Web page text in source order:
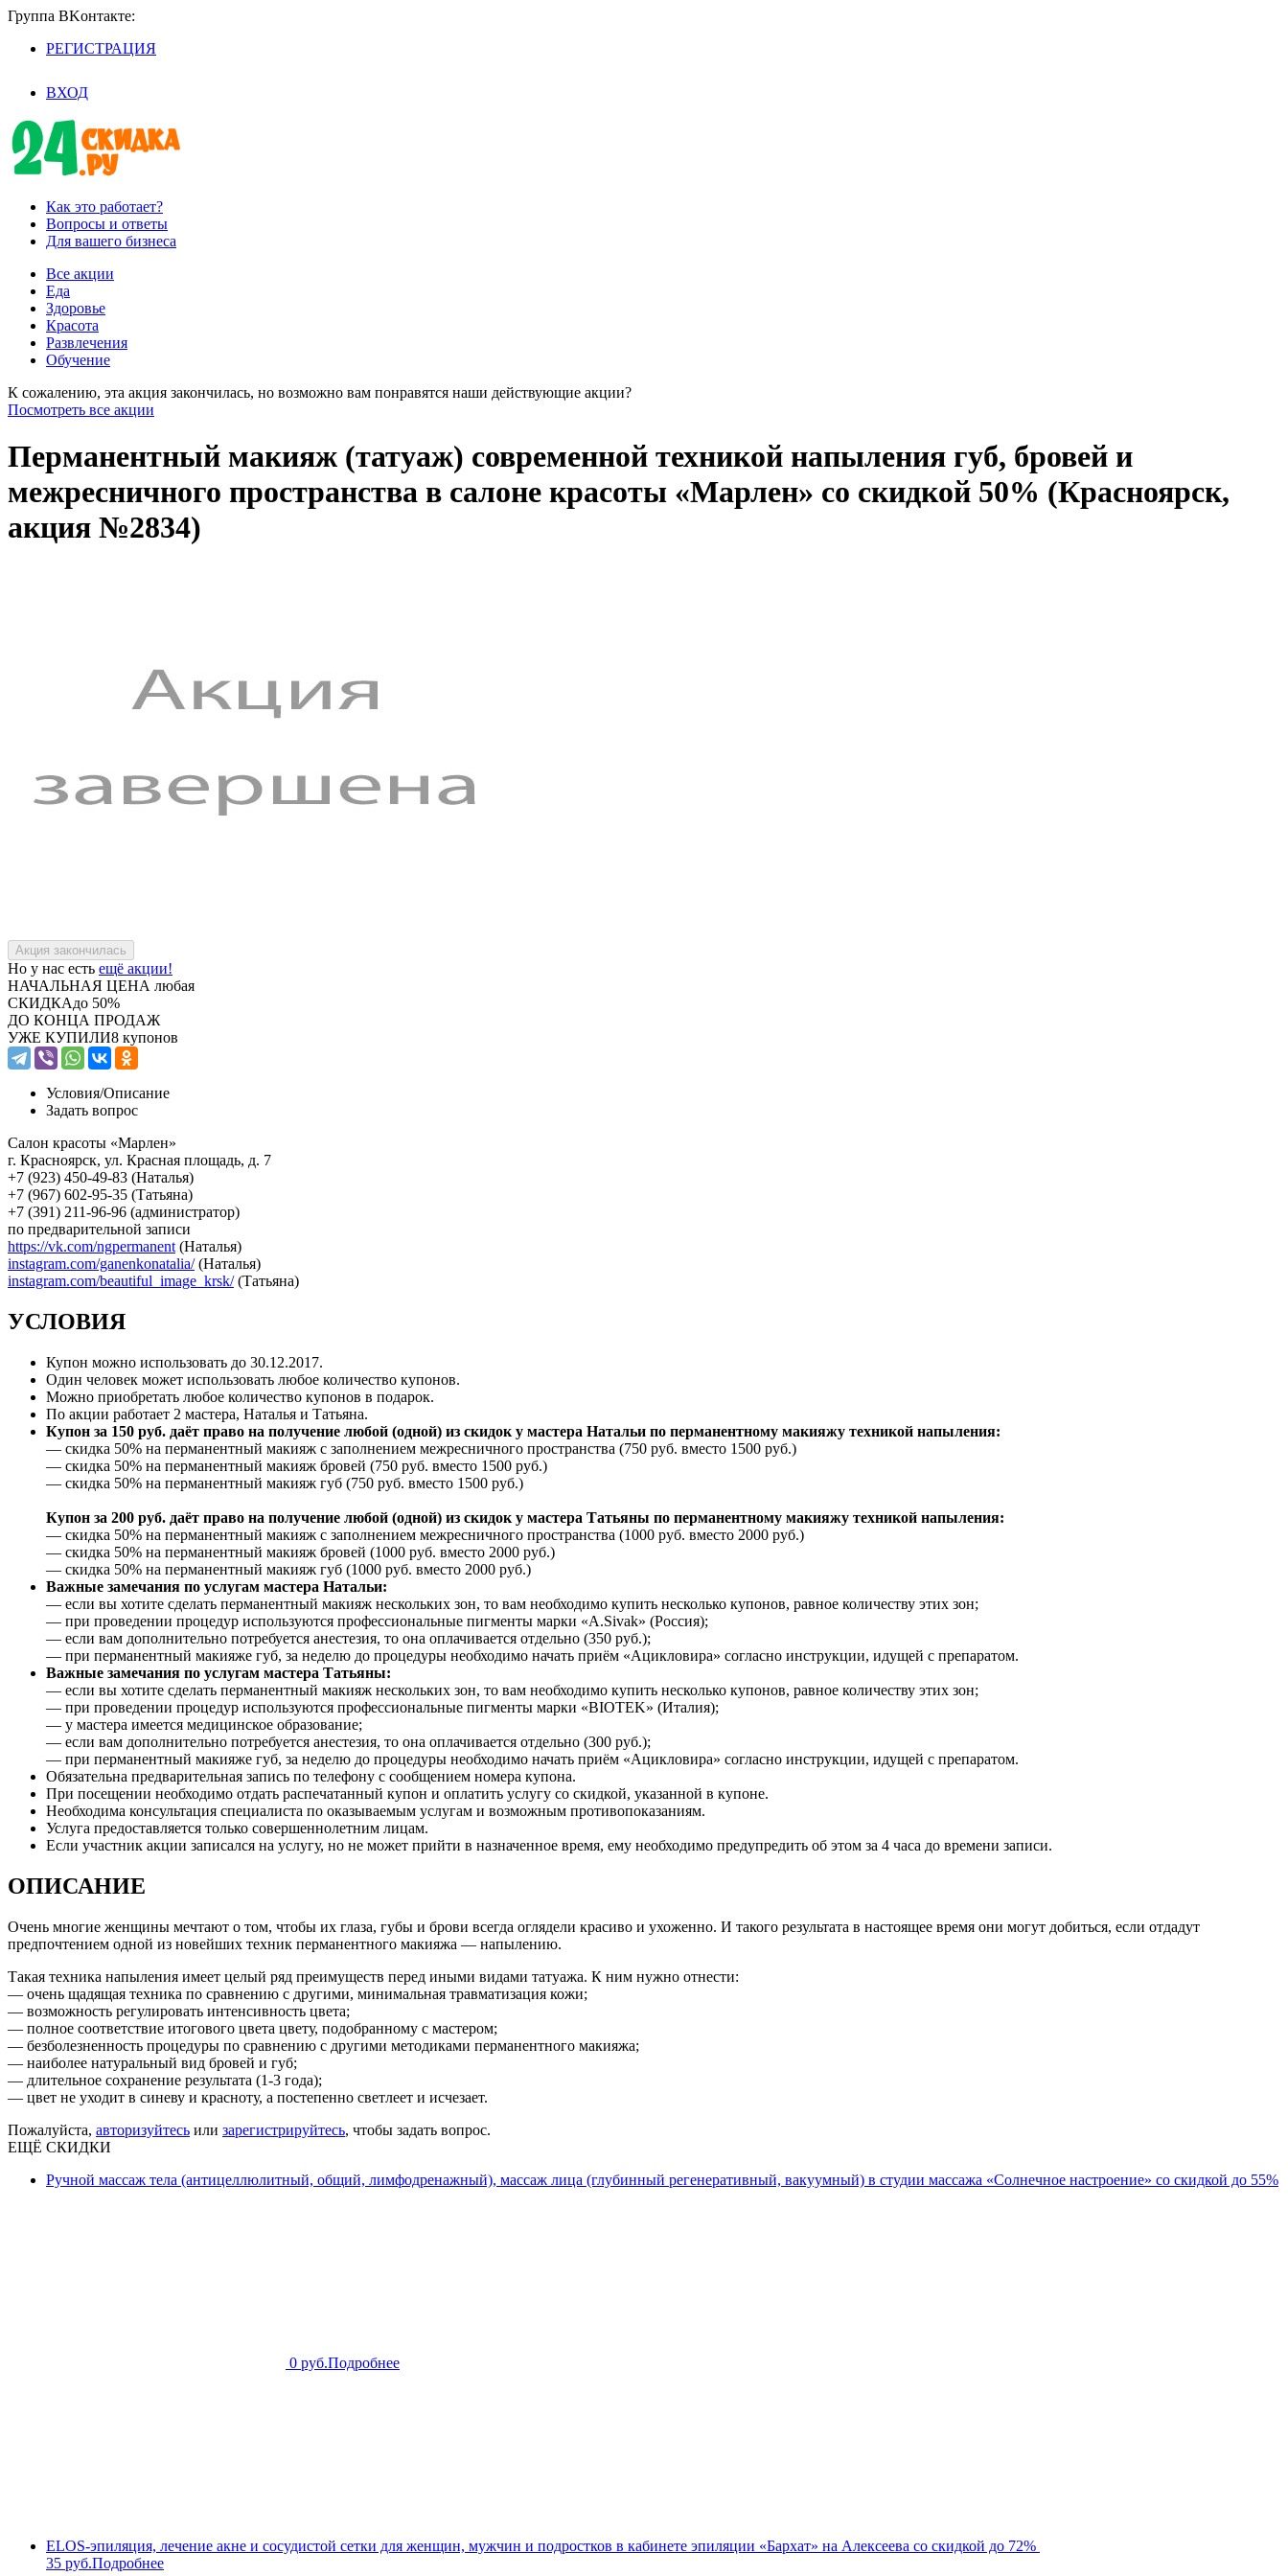
Группа BKoнтaктe:
РЕГИСТРАЦИЯ
ВХОД
Как это работает?
Вопросы и ответы
Для вашего бизнеса
Все акции
Еда
Здоровье
Красота
Развлечения
Обучение
К сожалению, эта акция закончилась, но возможно вам понравятся наши действующие акции?
Посмотреть все акции
Перманентный макияж (татуаж) современной техникой напыления губ, бровей и
межресничного пространства в салоне красоты «Марлен» со скидкой 50% (Красноярск,
акция №2834)
Но у нас есть ещё акции!
НАЧАЛЬНАЯ ЦЕНА любая
СКИДКАдо 50%
ДО КОНЦА ПРОДАЖ
УЖЕ КУПИЛИ8 купонов
Условия/Описание
Задать вопрос
Салон красоты «Марлен»
г. Красноярск, ул. Красная площадь, д. 7
+7 (923) 450-49-83 (Наталья)
+7 (967) 602-95-35 (Татьяна)
+7 (391) 211-96-96 (администратор)
по предварительной записи
https://vk.com/ngpermanent (Наталья)
instagram.com/ganenkonatalia/(Наталья)
instagram.com/beautiful_image_krsk/(Татьяна)
УСЛОВИЯ
Купон можно использовать до 30.12.2017.
Один человек может использовать любое количество купонов.
Можно приобретать любое количество купонов в подарок.
По акции работает 2 мастера, Наталья и Татьяна.
Купон за 150 руб. даёт право на получение любой (одной) из скидок у мастера Натальи по перманентному макияжу техникой напыления:
— скидка 50% на перманентный макияж с заполнением межресничного пространства (750 руб. вместо 1500 руб.)
— скидка 50% на перманентный макияж бровей (750 руб. вместо 1500 руб.)
— скидка 50% на перманентный макияж губ (750 руб. вместо 1500 руб.)
Купон за 200 руб. даёт право на получение любой (одной) из скидок у мастера Татьяны по перманентному макияжу техникой напыления:
— скидка 50% на перманентный макияж с заполнением межресничного пространства (1000 руб. вместо 2000 руб.)
— скидка 50% на перманентный макияж бровей (1000 руб. вместо 2000 руб.)
— скидка 50% на перманентный макияж губ (1000 руб. вместо 2000 руб.)
Важные замечания по услугам мастера Натальи:
— если вы хотите сделать перманентный макияж нескольких зон, то вам необходимо купить несколько купонов, равное количеству этих зон;
— при проведении процедур используются профессиональные пигменты марки «A.Sivak» (Россия);
— если вам дополнительно потребуется анестезия, то она оплачивается отдельно (350 руб.);
— при перманентный макияже губ, за неделю до процедуры необходимо начать приём «Ацикловира» согласно инструкции, идущей с препаратом.
Важные замечания по услугам мастера Татьяны:
— если вы хотите сделать перманентный макияж нескольких зон, то вам необходимо купить несколько купонов, равное количеству этих зон;
— при проведении процедур используются профессиональные пигменты марки «BIOTEK» (Италия);
— у мастера имеется медицинское образование;
— если вам дополнительно потребуется анестезия, то она оплачивается отдельно (300 руб.);
— при перманентный макияже губ, за неделю до процедуры необходимо начать приём «Ацикловира» согласно инструкции, идущей с препаратом.
Обязательна предварительная запись по телефону с сообщением номера купона.
При посещении необходимо отдать распечатанный купон и оплатить услугу со скидкой, указанной в купоне.
Необходима консультация специалиста по оказываемым услугам и возможным противопоказаниям.
Услуга предоставляется только совершеннолетним лицам.
Если участник акции записался на услугу, но не может прийти в назначенное время, ему необходимо предупредить об этом за 4 часа до времени записи.
ОПИСАНИЕ
Очень многие женщины мечтают о том, чтобы их глаза, губы и брови всегда оглядели красиво и ухоженно. И такого результата в настоящее время они могут добиться, если отдадут
предпочтением одной из новейших техник перманентного макияжа — напылению.
Такая техника напыления имеет целый ряд преимуществ перед иными видами татуажа. К ним нужно отнести:
— очень щадящая техника по сравнению с другими, минимальная травматизация кожи;
— возможность регулировать интенсивность цвета;
— полное соответствие итогового цвета цвету, подобранному с мастером;
— безболезненность процедуры по сравнению с другими методиками перманентного макияжа;
— наиболее натуральный вид бровей и губ;
— длительное сохранение результата (1-3 года);
— цвет не уходит в синеву и красноту, а постепенно светлеет и исчезает.
Пожалуйста, авторизуйтесь или зарегистрируйтесь, чтобы задать вопрос.
ЕЩЁ СКИДКИ
Ручной массаж тела (антицеллюлитный, общий, лимфодренажный), массаж лица (глубинный регенеративный, вакуумный) в студии массажа «Солнечное настроение» со скидкой до 55%
0 руб.Подробнее
ELOS-эпиляция, лечение акне и сосудистой сетки для женщин, мужчин и подростков в кабинете эпиляции «Бархат» на Алексеева со скидкой до 72%
35 руб.Подробнее